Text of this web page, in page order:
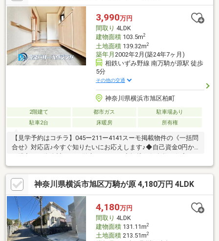
3,990万円
間取り 4LDK
建物面積103.5m2
土地面積139.32m2
築年月 2002年2月(築24年7ヶ月)
相鉄いずみ野線 南万騎が原駅 徒歩
5分
その他の交通
神奈川県横浜市旭区柏町
2階建て 都市ガス
駐車場あり
駐車2台
床暖房 所有権
【見学予約はコチラ】045ー211ー4141スーモ掲載物件の《一括問
合せ》対応店♪今すぐ知りたいにお応えします♪◆自己資金0円か
ーンのご相談もおまかせください♪◆ファイナンシャルプランナ
ー相談無料！支払計画もサポート♪◆車でご納得いくまで物件見
学！とことん比較検討♪◆ご自宅まで送迎！移動の心配は不要♪◆
チャイルドシート完備！小さなお子様とご一緒でも安心♪◆平日
やお仕事帰りの見学も歓迎♪◆年中無休！即日対応♪◆ご来店は
【みなとみらい線「日本大通」駅 1分！】アクセス便利♪【ご見
学は「見学」ボタンをクリック】
神奈川県横浜市旭区万騎が原 4,180万円 4LDK
4,180万円
間取り 4LDK
建物面積131.11m2
土地面積213.51m2